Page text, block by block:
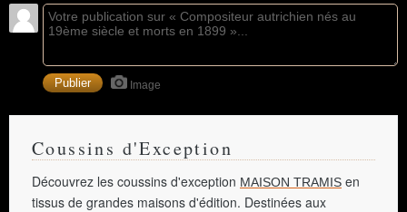
Image
Coussins d'Exception
Découvrez les coussins d'exception MAISON TRAMIS en
tissus de grandes maisons d'édition. Destinées aux